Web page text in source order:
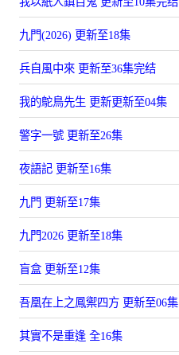
九門(2026) 更新至18集
兵自風中來 更新至36集完结
我的鴕鳥先生 更新更新至04集
警字一號 更新至26集
夜語記 更新至16集
九門 更新至17集
九門2026 更新至18集
盲盒 更新至12集
吾凰在上之鳳禦四方 更新至06集
其實不是重逢 全16集